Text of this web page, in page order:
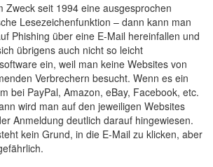
Zweck seit 1994 eine ausgesprochen
Lesezeichenfunktion – dann kann man
Phishing über eine E-Mail hereinfallen und
übrigens auch nicht so leicht
ein, weil man keine Websites von
Verbrechern besucht. Wenn es ein
bei PayPal, Amazon, eBay, Facebook, etc.
wird man auf den jeweiligen Websites
Anmeldung deutlich darauf hingewiesen.
kein Grund, in die E-Mail zu klicken, aber